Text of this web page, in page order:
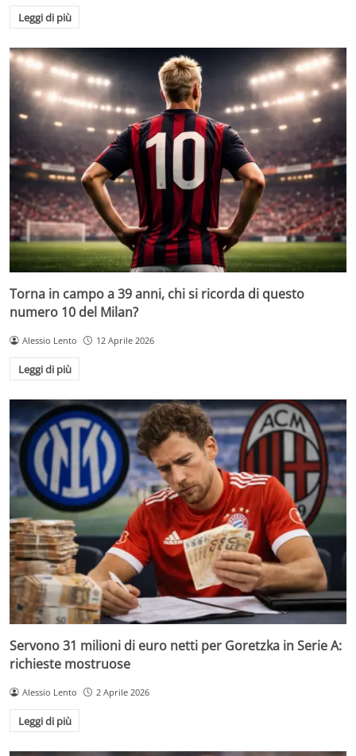
Leggi di più
Torna in campo a 39 anni, chi si ricorda di questo
numero 10 del Milan?
Alessio Lento 12 Aprile 2026
Leggi di più
Servono 31 milioni di euro netti per Goretzka in Serie A:
richieste mostruose
Alessio Lento 2 Aprile 2026
Leggi di più